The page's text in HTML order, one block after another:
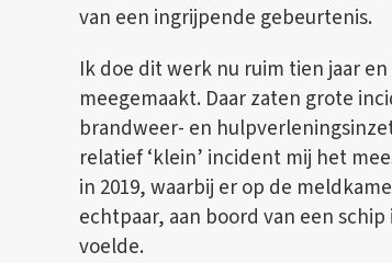
van een ingrijpende gebeurtenis.
Ik doe dit werk nu ruim tien jaar
meegemaakt. Daar zaten grote
brandweer- en
relatief ‘klein’ incident mij het
in 2019, waarbij er op de
echtpaar, aan boord van een
voelde.